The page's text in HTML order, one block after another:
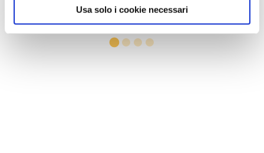
Usa solo i cookie necessari